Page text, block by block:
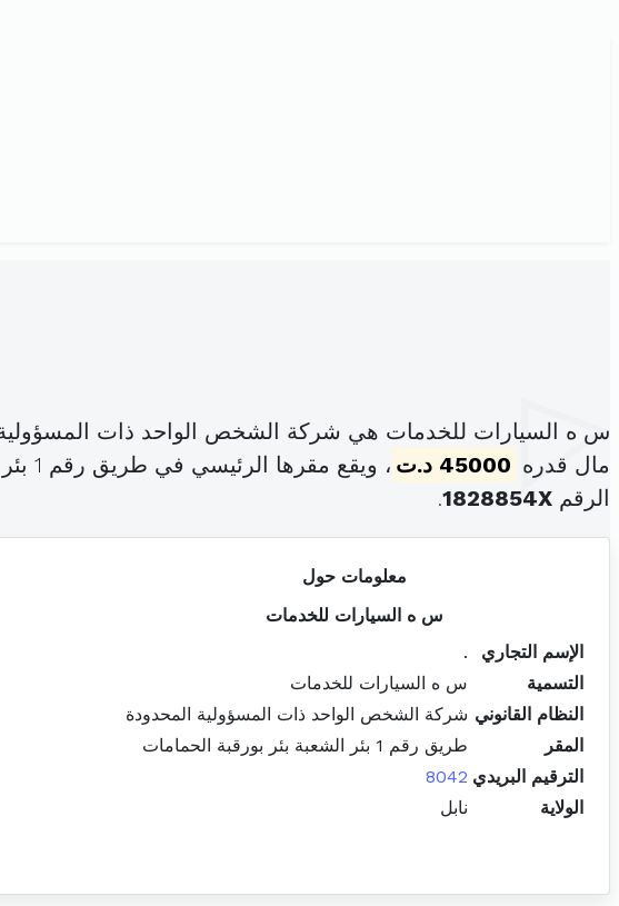
س ه السيارات للخدمات هي شركة الشخص الواحد ذات
مال قدره 45000 د.ت ، ويقع مقرها الرئيسي في طريق رقم 1 بئر الشعبة بئر بورقبة الحمامات (
الرقم 1828854X
.
معلومات حول
س ه السيارات للخدمات
الإسم التجاري
.
التسمية
س ه السيارات للخدمات
النظام القانوني شركة الشخص الواحد ذات المسؤولية المحدودة
المقر
طريق رقم 1 بئر الشعبة بئر بورقبة الحمامات
الترقيم البريدي 8042
الولاية
نابل